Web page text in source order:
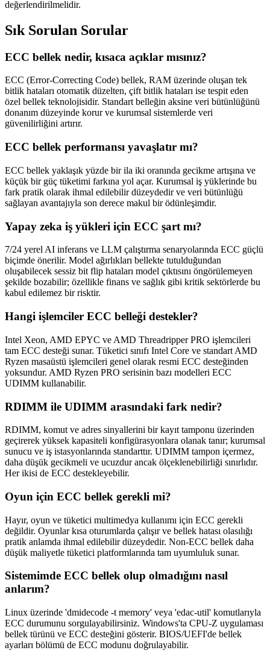
değerlendirilmelidir.
Sık Sorulan Sorular
ECC bellek nedir, kısaca açıklar mısınız?
ECC (Error-Correcting Code) bellek, RAM üzerinde oluşan tek
bitlik hataları otomatik düzelten, çift bitlik hataları ise tespit eden
özel bellek teknolojisidir. Standart belleğin aksine veri bütünlüğünü
donanım düzeyinde korur ve kurumsal sistemlerde veri
güvenilirliğini artırır.
ECC bellek performansı yavaşlatır mı?
ECC bellek yaklaşık yüzde bir ila iki oranında gecikme artışına ve
küçük bir güç tüketimi farkına yol açar. Kurumsal iş yüklerinde bu
fark pratik olarak ihmal edilebilir düzeydedir ve veri bütünlüğü
sağlayan avantajıyla son derece makul bir ödünleşimdir.
Yapay zeka iş yükleri için ECC şart mı?
7/24 yerel AI inferans ve LLM çalıştırma senaryolarında ECC güçlü
biçimde önerilir. Model ağırlıkları bellekte tutulduğundan
oluşabilecek sessiz bit flip hataları model çıktısını öngörülemeyen
şekilde bozabilir; özellikle finans ve sağlık gibi kritik sektörlerde bu
kabul edilemez bir risktir.
Hangi işlemciler ECC belleği destekler?
Intel Xeon, AMD EPYC ve AMD Threadripper PRO işlemcileri
tam ECC desteği sunar. Tüketici sınıfı Intel Core ve standart AMD
Ryzen masaüstü işlemcileri genel olarak resmi ECC desteğinden
yoksundur. AMD Ryzen PRO serisinin bazı modelleri ECC
UDIMM kullanabilir.
RDIMM ile UDIMM arasındaki fark nedir?
RDIMM, komut ve adres sinyallerini bir kayıt tamponu üzerinden
geçirerek yüksek kapasiteli konfigürasyonlara olanak tanır; kurumsal
sunucu ve iş istasyonlarında standarttır. UDIMM tampon içermez,
daha düşük gecikmeli ve ucuzdur ancak ölçeklenebilirliği sınırlıdır.
Her ikisi de ECC destekleyebilir.
Oyun için ECC bellek gerekli mi?
Hayır, oyun ve tüketici multimedya kullanımı için ECC gerekli
değildir. Oyunlar kısa oturumlarda çalışır ve bellek hatası olasılığı
pratik anlamda ihmal edilebilir düzeydedir. Non-ECC bellek daha
düşük maliyetle tüketici platformlarında tam uyumluluk sunar.
Sistemimde ECC bellek olup olmadığını nasıl
anlarım?
Linux üzerinde 'dmidecode -t memory' veya 'edac-util' komutlarıyla
ECC durumunu sorgulayabilirsiniz. Windows'ta CPU-Z uygulaması
bellek türünü ve ECC desteğini gösterir. BIOS/UEFI'de bellek
ayarları bölümü de ECC modunu doğrulayabilir.